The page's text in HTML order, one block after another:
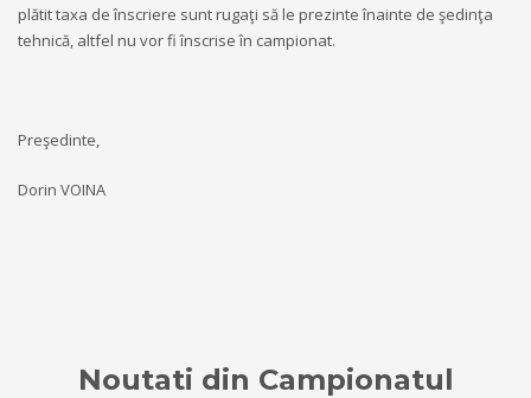
plătit taxa de înscriere sunt rugaţi să le prezinte înainte de şedinţa
tehnică, altfel nu vor fi înscrise în campionat.
Preşedinte,
Dorin VOINA
Noutati din Campionatul